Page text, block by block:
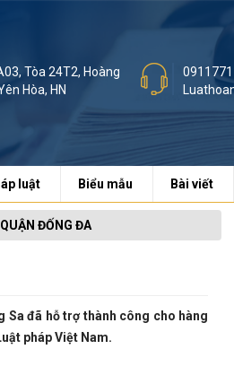
Tòa 24T2, Hoàng
Hòa, HN
luật Biểu mẫu Bài viết
ĐỐNG ĐA
Sa đã hỗ trợ thành công cho hàng
pháp Việt Nam.